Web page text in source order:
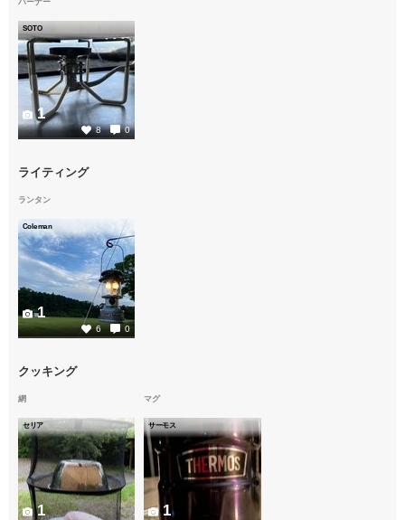
SOTO
8 0
1
ライティング
ランタン
Coleman
6 0
1
クッキング
網
セリア
1
マグ
サーモス
1